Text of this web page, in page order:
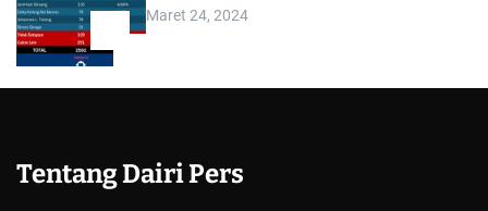
Maret 24, 2024
Tentang Dairi Pers